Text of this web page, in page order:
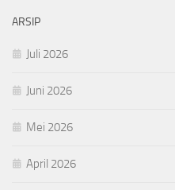
ARSIP
Juli 2026
Juni 2026
Mei 2026
April 2026